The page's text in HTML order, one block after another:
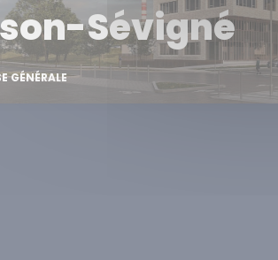
GÉNÉRALE
Sévigné